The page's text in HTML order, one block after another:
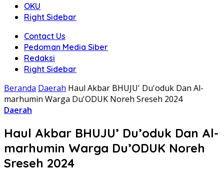
OKU
Right Sidebar
Contact Us
Pedoman Media Siber
Redaksi
Right Sidebar
Beranda Daerah Haul Akbar BHUJU' Du'oduk Dan Al-
marhumin Warga Du'ODUK Noreh Sreseh 2024
Daerah
Haul Akbar BHUJU’ Du’oduk Dan Al-
marhumin Warga Du’ODUK Noreh
Sreseh 2024